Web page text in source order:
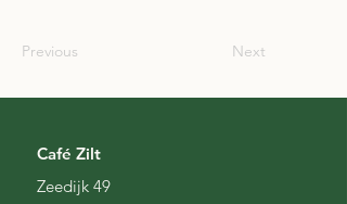
Previous Next
Café Zilt
Zeedijk 49